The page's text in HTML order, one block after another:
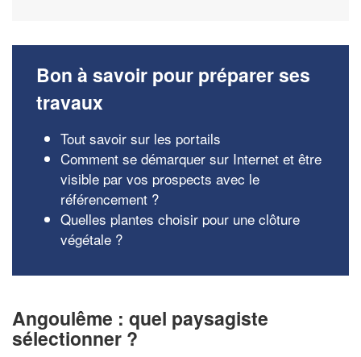
Bon à savoir pour préparer ses
travaux
Tout savoir sur les portails
Comment se démarquer sur Internet et être
visible par vos prospects avec le
référencement ?
Quelles plantes choisir pour une clôture
végétale ?
Angoulême : quel paysagiste
sélectionner ?